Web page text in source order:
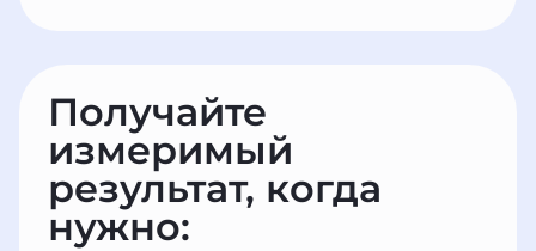
Получайте
измеримый
результат, когда
нужно: